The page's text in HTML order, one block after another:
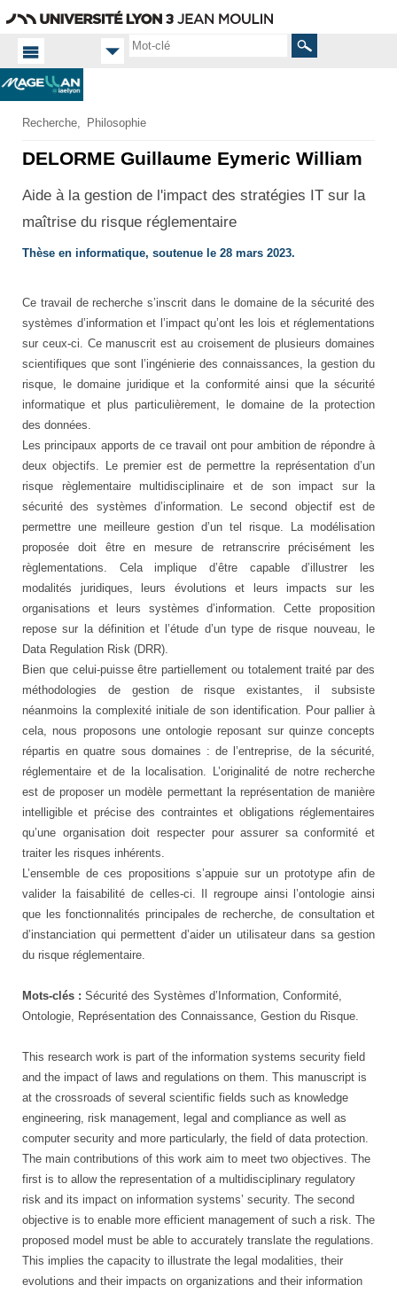
Rechercher
Accueil
Doctorat
Thèses
Recherche Philosophie
DELORME Guillaume Eymeric William
Aide à la gestion de l'impact des stratégies IT sur la
maîtrise du risque réglementaire
Thèse en informatique, soutenue le 28 mars 2023.
Ce travail de recherche s’inscrit dans le domaine de la sécurité des
systèmes d’information et l’impact qu’ont les lois et réglementations
sur ceux-ci. Ce manuscrit est au croisement de plusieurs domaines
scientifiques que sont l’ingénierie des connaissances, la gestion du
risque, le domaine juridique et la conformité ainsi que la sécurité
informatique et plus particulièrement, le domaine de la protection
des données.
Les principaux apports de ce travail ont pour ambition de répondre à
deux objectifs. Le premier est de permettre la représentation d’un
risque règlementaire multidisciplinaire et de son impact sur la
sécurité des systèmes d’information. Le second objectif est de
permettre une meilleure gestion d’un tel risque. La modélisation
proposée doit être en mesure de retranscrire précisément les
règlementations. Cela implique d’être capable d’illustrer les
modalités juridiques, leurs évolutions et leurs impacts sur les
organisations et leurs systèmes d’information. Cette proposition
repose sur la définition et l’étude d’un type de risque nouveau, le
Data Regulation Risk (DRR).
Bien que celui-puisse être partiellement ou totalement traité par des
méthodologies de gestion de risque existantes, il subsiste
néanmoins la complexité initiale de son identification. Pour pallier à
cela, nous proposons une ontologie reposant sur quinze concepts
répartis en quatre sous domaines : de l’entreprise, de la sécurité,
réglementaire et de la localisation. L’originalité de notre recherche
est de proposer un modèle permettant la représentation de manière
intelligible et précise des contraintes et obligations réglementaires
qu’une organisation doit respecter pour assurer sa conformité et
traiter les risques inhérents.
L’ensemble de ces propositions s’appuie sur un prototype afin de
valider la faisabilité de celles-ci. Il regroupe ainsi l’ontologie ainsi
que les fonctionnalités principales de recherche, de consultation et
d’instanciation qui permettent d’aider un utilisateur dans sa gestion
du risque réglementaire.
Mots-clés : Sécurité des Systèmes d’Information, Conformité,
Ontologie, Représentation des Connaissance, Gestion du Risque.
This research work is part of the information systems security field
and the impact of laws and regulations on them. This manuscript is
at the crossroads of several scientific fields such as knowledge
engineering, risk management, legal and compliance as well as
computer security and more particularly, the field of data protection.
The main contributions of this work aim to meet two objectives. The
first is to allow the representation of a multidisciplinary regulatory
risk and its impact on information systems’ security. The second
objective is to enable more efficient management of such a risk. The
proposed model must be able to accurately translate the regulations.
This implies the capacity to illustrate the legal modalities, their
evolutions and their impacts on organizations and their information